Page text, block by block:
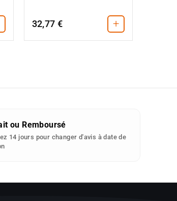
32,77 € +
ou Remboursé
14 jours pour changer d'avis à date de